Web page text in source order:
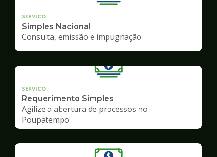
SERVICO
Simples Nacional
Consulta, emissão e impugnação
SERVICO
Requerimento Simples
Agilize a abertura de processos no
Poupatempo